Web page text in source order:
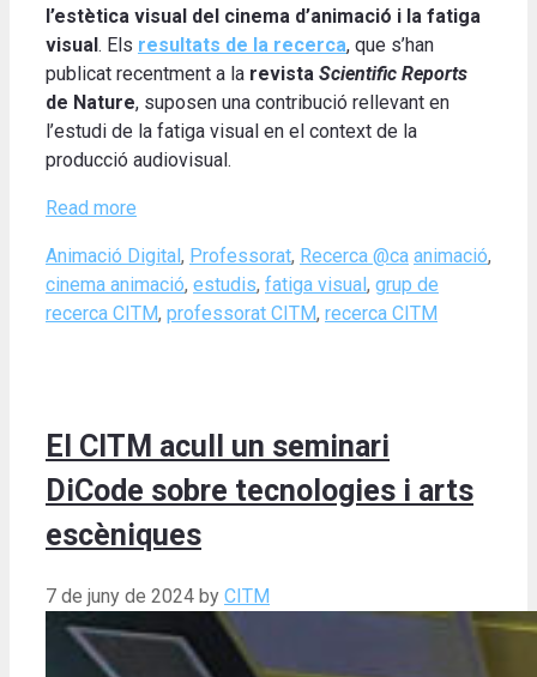
l’estètica visual del cinema d’animació i la fatiga
visual. Els resultats de la recerca, que s’han
publicat recentment a la revista Scientific Reports
de Nature, suposen una contribució rellevant en
l’estudi de la fatiga visual en el context de la
producció audiovisual.
Read more
Categories
Animació Digital, Professorat, Recerca @ca Tags
animació,
cinema animació, estudis, fatiga visual, grup de
recerca CITM, professorat CITM, recerca CITM
El CITM acull un seminari
DiCode sobre tecnologies i arts
escèniques
7 de juny de 2024 by CITM